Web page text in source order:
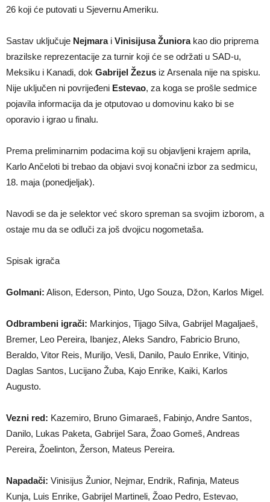
26 koji će putovati u Sjevernu Ameriku.
Sastav uključuje Nejmarai Vinisijusa Žuniorakao dio priprema
brazilske reprezentacije za turnir koji će se održati u SAD-u,
Meksiku i Kanadi, dok Gabrijel Žezus iz Arsenala nije na spisku.
Nije uključen ni povrijeđeni Estevao, za koga se prošle sedmice
pojavila informacija da je otputovao u domovinu kako bi se
oporavio i igrao u finalu.
Prema preliminarnim podacima koji su objavljeni krajem aprila,
Karlo Ančeloti bi trebao da objavi svoj konačni izbor za sedmicu,
18. maja (ponedjeljak).
Navodi se da je selektor već skoro spreman sa svojim izborom, a
ostaje mu da se odluči za još dvojicu nogometaša.
Spisak igrača
Golmani: Alison, Ederson, Pinto, Ugo Souza, Džon, Karlos Migel.
Odbrambeni igrači: Markinjos, Tijago Silva, Gabrijel Magaljaeš,
Bremer, Leo Pereira, Ibanjez, Aleks Sandro, Fabricio Bruno,
Beraldo, Vitor Reis, Muriljo, Vesli, Danilo, Paulo Enrike, Vitinjo,
Daglas Santos, Lucijano Žuba, Kajo Enrike, Kaiki, Karlos
Augusto.
Vezni red: Kazemiro, Bruno Gimaraeš, Fabinjo, Andre Santos,
Danilo, Lukas Paketa, Gabrijel Sara, Žoao Gomeš, Andreas
Pereira, Žoelinton, Žerson, Mateus Pereira.
Napadači: Vinisijus Žunior, Nejmar, Endrik, Rafinja, Mateus
Kunja, Luis Enrike, Gabrijel Martineli, Žoao Pedro, Estevao,